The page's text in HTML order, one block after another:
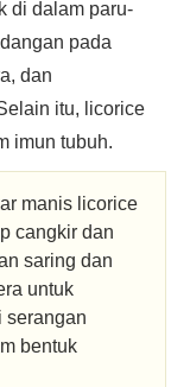
di dalam paru-
pada
dan
itu, licorice
imun tubuh.
manis licorice
cangkir dan
saring dan
untuk
serangan
bentuk